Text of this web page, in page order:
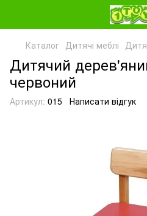
Каталог Дитячі меблі
Дитячий
червоний
Артикул: 015 Написати відгук